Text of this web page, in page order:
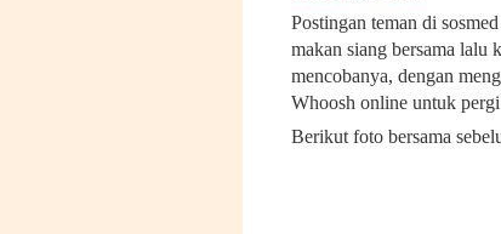
Postingan teman di
makan siang bersama lalu
mencobanya, dengan
Whoosh online untuk
Berikut foto bersama